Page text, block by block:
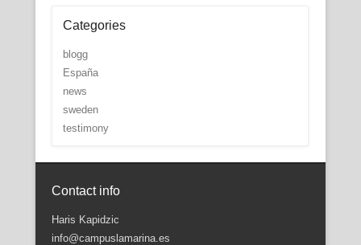
Categories
blogg
España
news
sweden
testimony
Contact info
Haris Kapidzic
info@campuslamarina.es